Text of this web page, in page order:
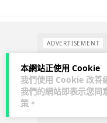
本網站正使用 Cookie
我們使用 Cookie 改善
我們的網站即表示您同
策 。
ADVERTISEMENT